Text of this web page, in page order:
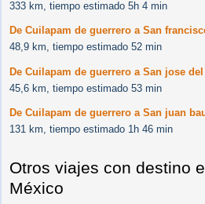
333 km, tiempo estimado 5h 4 min
De Cuilapam de guerrero a San
48,9 km, tiempo estimado 52 min
De Cuilapam de guerrero a San jose
45,6 km, tiempo estimado 53 min
De Cuilapam de guerrero a San juan
131 km, tiempo estimado 1h 46 min
Otros viajes con destino
México